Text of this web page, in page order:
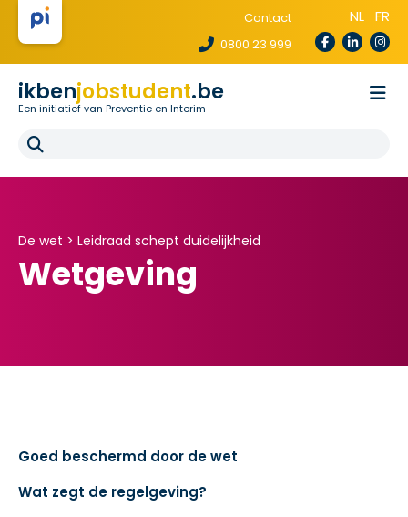
Contact
0800 23 999
NL FR
ikbenjobstudent.be
Een initiatief van Preventie en Interim
Voor uitzendbureaus
De wet > Leidraad schept duidelijkheid
Wetgeving
Goed beschermd door de wet
Wat zegt de regelgeving?